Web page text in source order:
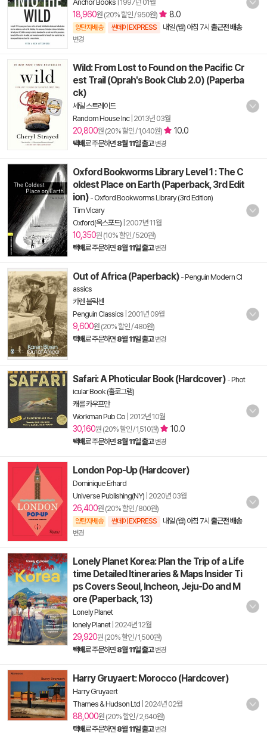
Anchor Books 1997년 01월
18,960원 (20% 할인 / 950원) 8.0
양탄자배송 썬데이 EXPRESS 내일 (월) 아침 7시 출근전 배송
변경
Wild: From Lost to Found on the Pacific Cr
est Trail (Oprah's Book Club 2.0) (Paperba
ck)
셰릴 스트레이드
Random House Inc| 2013년 03월
20,800원 (20% 할인 / 1,040원) 10.0
택배로 주문하면 8월 11일 출고 변경
Oxford Bookworms Library Level 1 : The C
oldest Place on Earth (Paperback, 3rd Edit
ion) -Oxford Bookworms Library (3rd Edition)
Tim Vicary
Oxford(옥스포드) 2007년 11월
10,350원 (10% 할인 / 520원)
택배로 주문하면 8월 11일 출고 변경
Out of Africa (Paperback) -Penguin Modern Cl
assics
카렌 블릭센
Penguin Classics 2001년 09월
9,600원 (20% 할인 / 480원)
택배로 주문하면 8월 11일 출고 변경
Safari: A Photicular Book (Hardcover) -Phot
icular Book (홀로그램)
캐롤 카우프만
Workman Pub Co 2012년 10월
30,160원 (20% 할인 / 1,510원) 10.0
택배로 주문하면 8월 11일 출고 변경
London Pop-Up (Hardcover)
Dominique Erhard
Universe Publishing(NY) 2020년 03월
26,400원 (20% 할인 / 800원)
양탄자배송 썬데이 EXPRESS 내일 (월) 아침 7시 출근전 배송
변경
Lonely Planet Korea: Plan the Trip of a Life
time Detailed Itineraries & Maps Insider Ti
ps Covers Seoul, Incheon, Jeju-Do and M
ore (Paperback, 13)
Lonely Planet
lonely Planet| 2024년 12월
29,920원 (20% 할인 / 1,500원)
택배로 주문하면 8월 11일 출고 변경
Harry Gruyaert: Morocco (Hardcover)
Harry Gruyaert
Thames & Hudson Ltd 2024년 02월
88,000원 (20% 할인 / 2,640원)
택배로 주문하면 8월 11일 출고 변경